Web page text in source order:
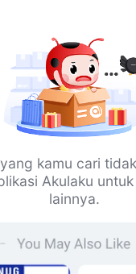
kamu cari
Akulaku
lainnya.